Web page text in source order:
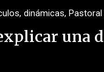
, dinámicas, Pastoral
una